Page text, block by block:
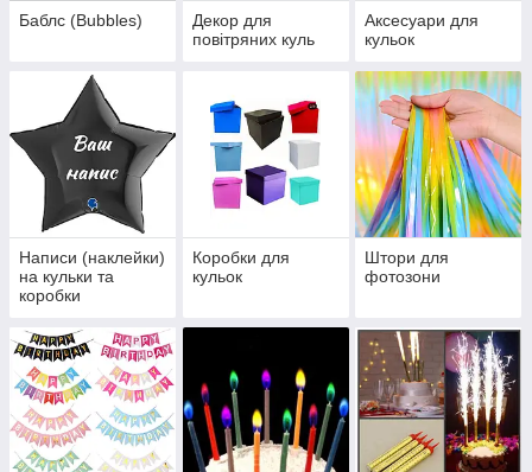
Баблс (Bubbles)
Декор для
повітряних куль
Аксесуари для
кульок
Написи (наклейки)
на кульки та
коробки
Коробки для
кульок
Штори для
фотозони